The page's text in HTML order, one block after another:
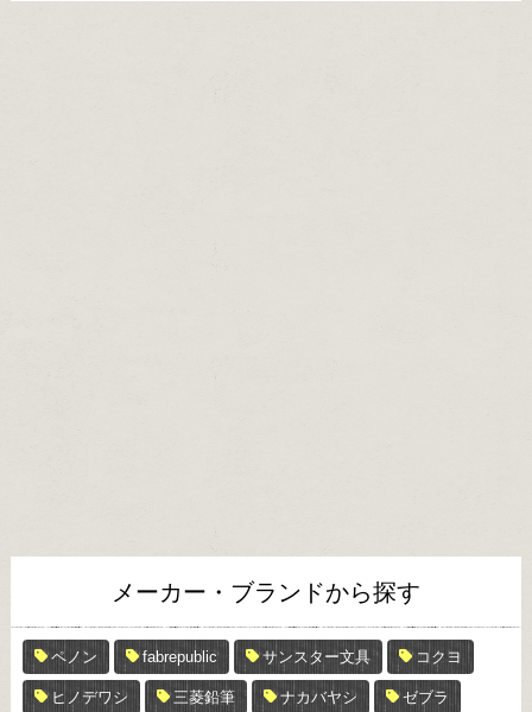
メーカー・ブランドから探す
ペノン fabrepublic サンスター文具 コクヨ
ヒノデワシ 三菱鉛筆 ナカバヤシ ゼブラ